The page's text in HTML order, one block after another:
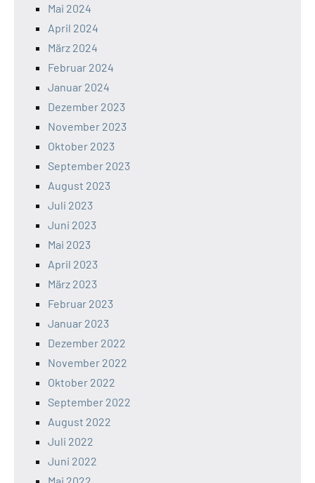
Mai 2024
April 2024
März 2024
Februar 2024
Januar 2024
Dezember 2023
November 2023
Oktober 2023
September 2023
August 2023
Juli 2023
Juni 2023
Mai 2023
April 2023
März 2023
Februar 2023
Januar 2023
Dezember 2022
November 2022
Oktober 2022
September 2022
August 2022
Juli 2022
Juni 2022